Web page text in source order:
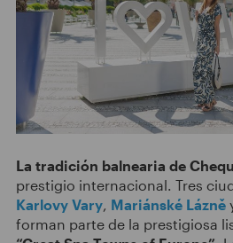
La tradición balnearia de
prestigio internacional. Tres
Karlovy Vary, Mariánské Lázně
forman parte de la prestigiosa